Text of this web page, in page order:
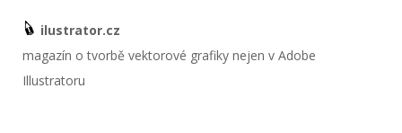
ilustrator.cz
magazín o tvorbě vektorové grafiky nejen v Adobe
Illustratoru